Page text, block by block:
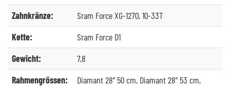
Zahnkränze:
Sram Force XG-1270, 10-33T
Kette:
Sram Force D1
Gewicht:
7,8
Rahmengrössen:
Diamant 28" 50 cm, Diamant 28" 53 cm,